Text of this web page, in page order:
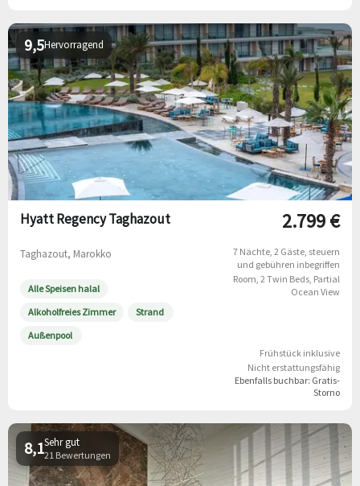
Hervorragend
9,5
Hyatt Regency Taghazout
Taghazout, Marokko
Alle Speisen halal
Alkoholfreies Zimmer
Strand
Außenpool
2.799 €
7 Nächte 2 Gäste steuern
und gebühren inbegriffen
Room, 2 Twin Beds, Partial
Ocean View
Frühstück inklusive
Nicht erstattungsfähig
Ebenfalls buchbar: Gratis-
Storno
Sehr gut
21 Bewertungen
8,1